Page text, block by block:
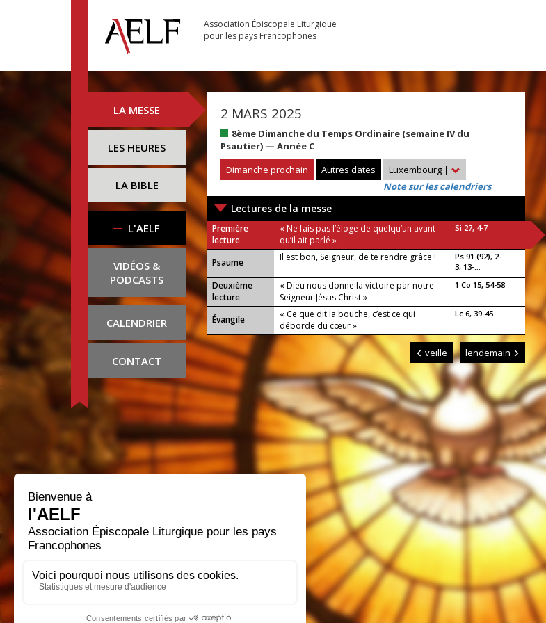
Association Épiscopale Liturgique
pour les pays Francophones
LA MESSE
LES HEURES
LA BIBLE
L'AELF
VIDÉOS &
PODCASTS
CALENDRIER
CONTACT
2 MARS 2025
8ème Dimanche du Temps Ordinaire (semaine IV du
Psautier) — Année C
Dimanche prochain
Autres dates Luxembourg |
Note sur les calendriers
Lectures de la messe
Première
lecture
« Ne fais pas l’éloge de quelqu’un avant
qu’il ait parlé »
Si 27, 4-7
Psaume Il est bon, Seigneur, de te rendre grâce !
Ps 91 (92), 2-
3, 13-...
Deuxième
lecture
« Dieu nous donne la victoire par notre
Seigneur Jésus Christ »
1 Co 15, 54-58
Évangile
« Ce que dit la bouche, c’est ce qui
déborde du cœur »
Lc 6, 39-45
veille lendemain